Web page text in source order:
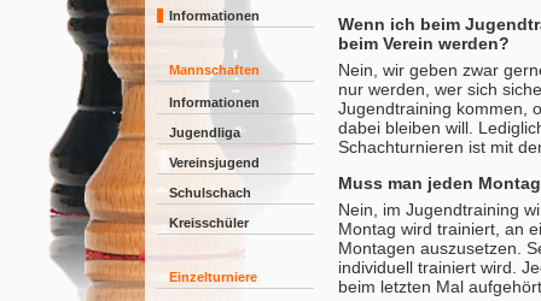
Informationen
Mannschaften
Informationen
Jugendliga
Vereinsjugend
Schulschach
Kreisschüler
Einzelturniere
Wenn ich beim
beim Verein werden?
Nein, wir geben zwar
nur werden, wer sich
Jugendtraining kommen,
dabei bleiben will.
Schachturnieren ist mit
Muss man jeden
Nein, im Jugendtraining
Montag wird trainiert, an
Montagen auszusetzen.
individuell trainiert wird.
beim letzten Mal